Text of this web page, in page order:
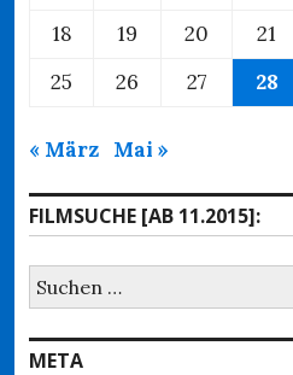
18
19 20 21
25
26 27 28
« März Mai »
FILMSUCHE [AB 11.2015]:
Suchen
nach:
META